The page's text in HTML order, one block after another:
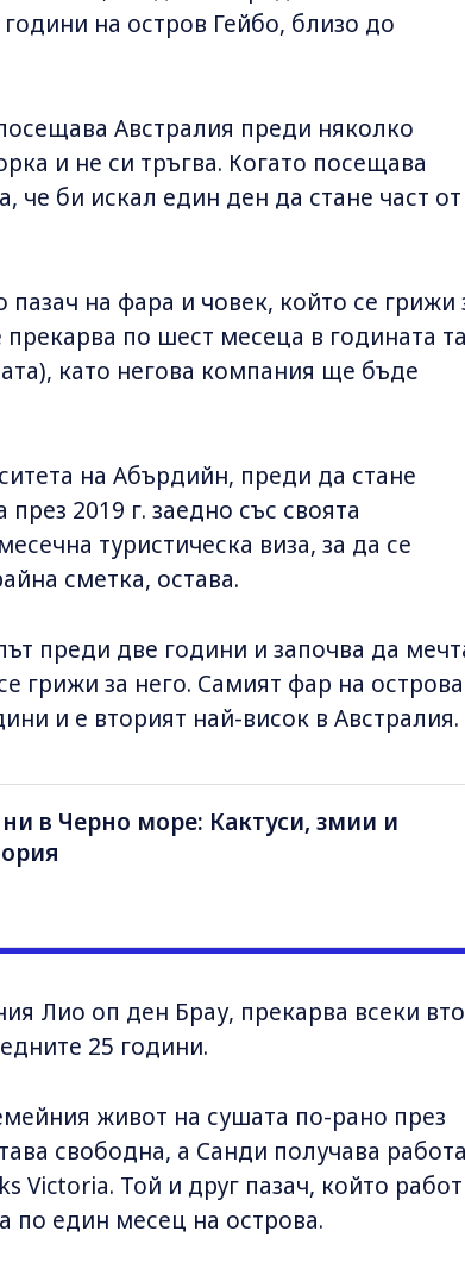
на остров Гейбо, близо до
Австралия преди няколко
и не си тръгва. Когато посещава
че би искал един ден да стане част от
на фара и човек, който се грижи
по шест месеца в годината
като негова компания ще бъде
на Абърдийн, преди да стане
2019 г. заедно със своята
туристическа виза, за да се
сметка, остава.
преди две години и започва да
грижи за него. Самият фар на
и е вторият най-висок в Австралия.
в Черно море: Кактуси, змии и
Лио оп ден Брау, прекарва всеки
25 години.
живот на сушата по-рано през
свободна, а Санди получава
Victoria. Той и друг пазач, който
по един месец на острова.